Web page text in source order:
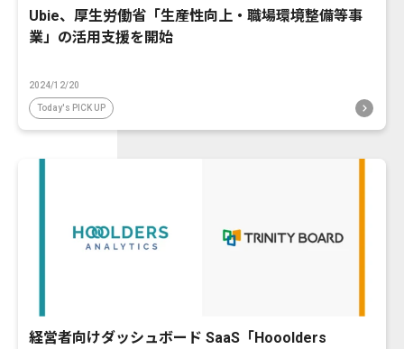
Ubie、厚生労働省「生産性向上・職場環境整備等事
業」の活用支援を開始
2024/12/20
Today's PICK UP
経営者向けダッシュボード SaaS「Hooolders